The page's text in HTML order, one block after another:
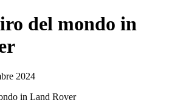
del mondo in
2024